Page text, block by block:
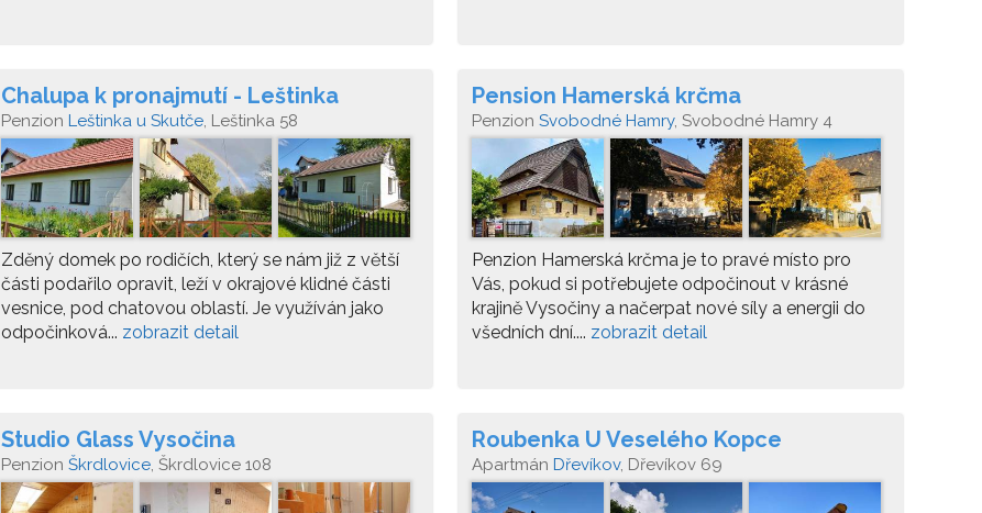
Chalupa k pronajmutí - Leštinka
Penzion Leštinka u Skutče, Leštinka 58
Zděný domek po rodičích, který se nám již z větší
části podařilo opravit, leží v okrajové klidné části
vesnice, pod chatovou oblastí. Je využíván jako
odpočinková... zobrazit detail
Pension Hamerská krčma
Penzion Svobodné Hamry, Svobodné Hamry 4
Penzion Hamerská krčma je to pravé místo pro
Vás, pokud si potřebujete odpočinout v krásné
krajině Vysočiny a načerpat nové síly a energii do
všedních dní.... zobrazit detail
Studio Glass Vysočina
Penzion Škrdlovice, Škrdlovice 108
Roubenka U Veselého Kopce
Apartmán Dřevíkov, Dřevíkov 69